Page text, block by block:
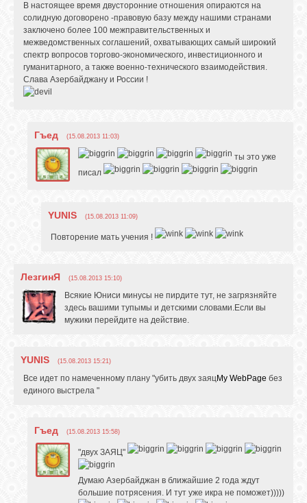
В настоящее время двусторонние отношения опираются на
солидную договорено -правовую базу между нашими странами
заключено более 100 межправительственных и
межведомственных соглашений, охватывающих самый широкий
спектр вопросов торгово-экономического, инвестиционного и
гуманитарного, а также военно-технического взаимодействия.
Слава Азербайджану и России !
Гъед (15.08.2013 11:03)
ты это уже
писал
YUNIS (15.08.2013 11:09)
Повторение мать учения !
ЛезгинЯ (15.08.2013 15:10)
Всякие Юниси минусы не пирдите тут, не загрязняйте
здесь вашими тупымы и детскими словами.Если вы
мужики перейдите на действие.
YUNIS (15.08.2013 15:21)
Все идет по намеченному плану "убить двух заяцMy WebPage без
единого выстрела "
Гъед (15.08.2013 15:58)
"двух ЗАЯЦ"
Думаю Азербайджан в ближайшие 2 года ждут
большие потрясения. И тут уже икра не поможет)))))